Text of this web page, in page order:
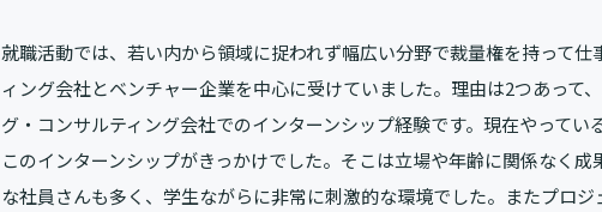
就職活動では、若い内から領域に捉われず幅広い分野で裁量権を持って
ィング会社とベンチャー企業を中心に受けていました。理由は2つあって
グ・コンサルティング会社でのインターンシップ経験です。現在やって
このインターンシップがきっかけでした。そこは立場や年齢に関係なく
な社員さんも多く、学生ながらに非常に刺激的な環境でした。またプロ